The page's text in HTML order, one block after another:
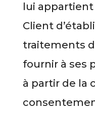
lui
Client
traitements
fournir à ses
à partir de la